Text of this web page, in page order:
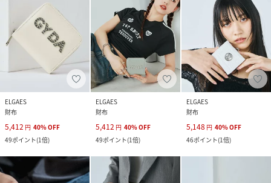
ELGAES
財布
5,412 円 40%OFF
49ポイント(1倍)
ELGAES
財布
5,412 円 40%OFF
49ポイント(1倍)
ELGAES
財布
5,148 円 40%OFF
46ポイント(1倍)